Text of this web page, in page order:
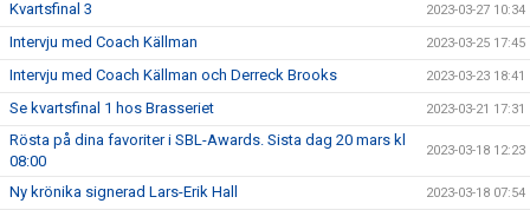
Kvartsfinal 3 2023-03-27 10:34
Intervju med Coach Källman 2023-03-25 17:45
Intervju med Coach Källman och Derreck Brooks 2023-03-23 18:41
Se kvartsfinal 1 hos Brasseriet 2023-03-21 17:31
Rösta på dina favoriter i SBL-Awards. Sista dag 20 mars kl
08:00
2023-03-18 12:23
Ny krönika signerad Lars-Erik Hall 2023-03-18 07:54